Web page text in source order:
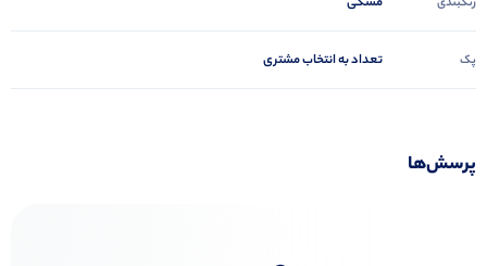
پک تعداد به انتخاب مشتری
پرسش‌ها